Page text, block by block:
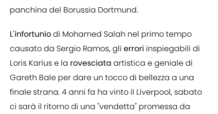
panchina del Borussia Dortmund.
L'infortuniodi Mohamed Salah nel primo tempo
causato da Sergio Ramos, gli errori inspiegabili di
Loris Karius e la rovesciata artistica e geniale di
Gareth Bale per dare un tocco di bellezza a una
finale strana. 4 anni fa ha vinto il Liverpool, sabato
ci sarà il ritorno di una "vendetta" promessa da